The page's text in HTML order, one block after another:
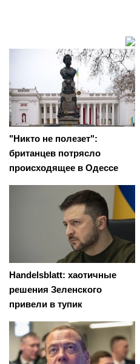
"Никто не полезет":
британцев потрясло
происходящее в Одессе
Handelsblatt: хаотичные
решения Зеленского
привели в тупик